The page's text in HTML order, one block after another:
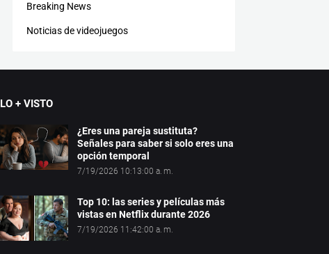
Breaking News
Noticias de videojuegos
LO + VISTO
¿Eres una pareja sustituta?
Señales para saber si solo eres una
opción temporal
7/19/2026 10:13:00 a. m.
Top 10: las series y películas más
vistas en Netflix durante 2026
7/19/2026 11:42:00 a. m.